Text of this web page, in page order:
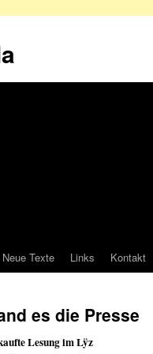
Neue Texte Links Kontakt
es die Presse
Lesung im Lÿz